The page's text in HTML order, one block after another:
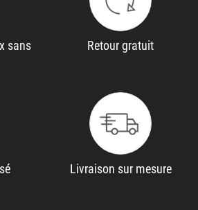
sans
Retour gratuit
Livraison sur mesure